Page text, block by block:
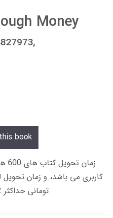
Money
book
تومانی حداکثر 12 ساعت از طریق پیامک/ایمیل